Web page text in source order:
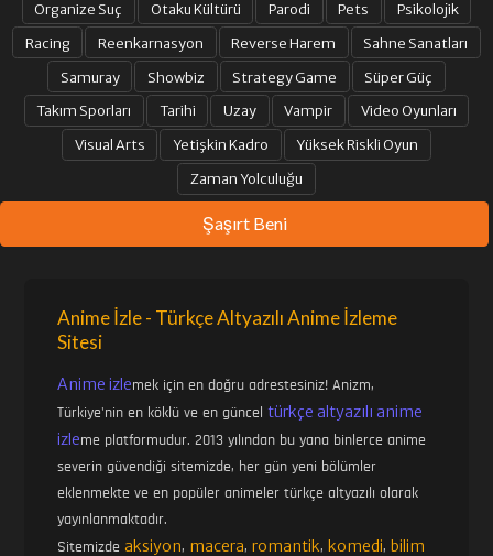
Organize Suç Otaku Kültürü Parodi Pets
Psikolojik
Racing
Reenkarnasyon Reverse Harem
Sahne Sanatları
Samuray
Showbiz Strategy Game
Süper Güç
Takım Sporları
Tarihi Uzay Vampir
Video Oyunları
Visual Arts
Yetişkin Kadro
Yüksek Riskli Oyun
Zaman Yolculuğu
Şaşırt Beni
Anime İzle - Türkçe Altyazılı Anime İzleme
Sitesi
Anime izlemek için en doğru adrestesiniz! Anizm,
Türkiye'nin en köklü ve en günceltürkçe altyazılı anime
izleme platformudur. 2013 yılından bu yana binlerce anime
severin güvendiği sitemizde, her gün yeni bölümler
eklenmekte ve en popüler animeler türkçe altyazılı olarak
yayınlanmaktadır.
Sitemizdeaksiyon, macera,romantik, komedi, bilim